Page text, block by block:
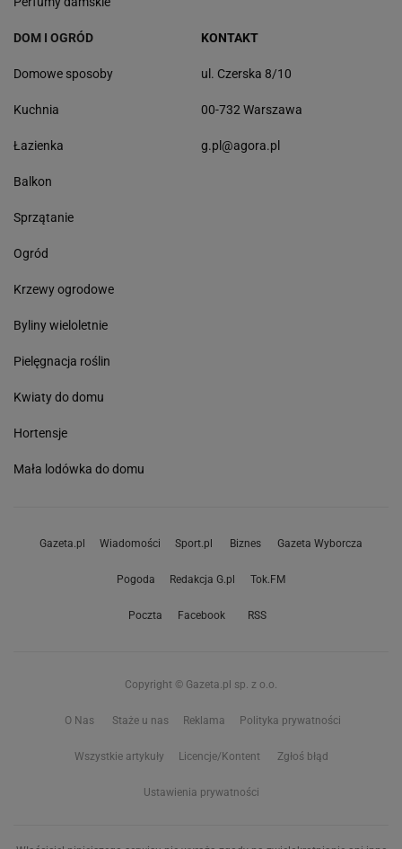
DOM I OGRÓD
Domowe sposoby
Kuchnia
Łazienka
Balkon
Sprzątanie
Ogród
Krzewy ogrodowe
Byliny wieloletnie
Pielęgnacja roślin
Kwiaty do domu
Hortensje
Mała lodówka do domu
KONTAKT
ul. Czerska 8/10
00-732 Warszawa
g.pl@agora.pl
Gazeta.pl Wiadomości Sport.pl Biznes Gazeta Wyborcza
Pogoda Redakcja G.pl Tok.FM
Poczta Facebook RSS
Copyright © Gazeta.pl sp. z o.o.
O Nas Staże u nas Reklama Polityka prywatności
Wszystkie artykuły Licencje/Kontent Zgłoś błąd
Ustawienia prywatności